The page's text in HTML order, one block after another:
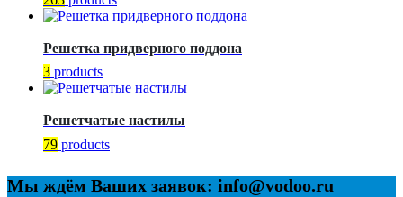
Решетка придверного поддона
3 products
Решетчатые настилы
79 products
Мы ждём Ваших заявок: info@vodoo.ru